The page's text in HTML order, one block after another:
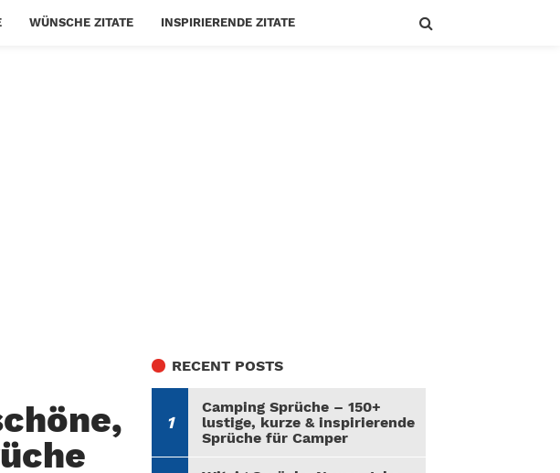
WÜNSCHE ZITATE INSPIRIERENDE ZITATE
RECENT POSTS
Camping Sprüche – 150+
lustige, kurze & inspirierende
Sprüche für Camper